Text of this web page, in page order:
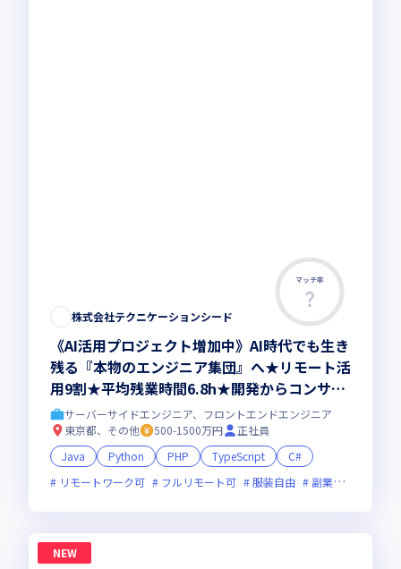
マッチ率
株式会社テクニケーションシード
《AI活用プロジェクト増加中》AI時代でも生き
残る『本物のエンジニア集団』へ★リモート活
用9割★平均残業時間6.8h★開発からコンサル
領域まで、一気通貫でキャリアを作りたいあな
たにオススメの環境です！
サーバーサイドエンジニア、フロントエンドエンジニア
東京都、その他
500-1500万円
正社員
Java
Python PHP TypeScript
C#
リモートワーク可
フルリモート可 服装自由 副業可
NEW